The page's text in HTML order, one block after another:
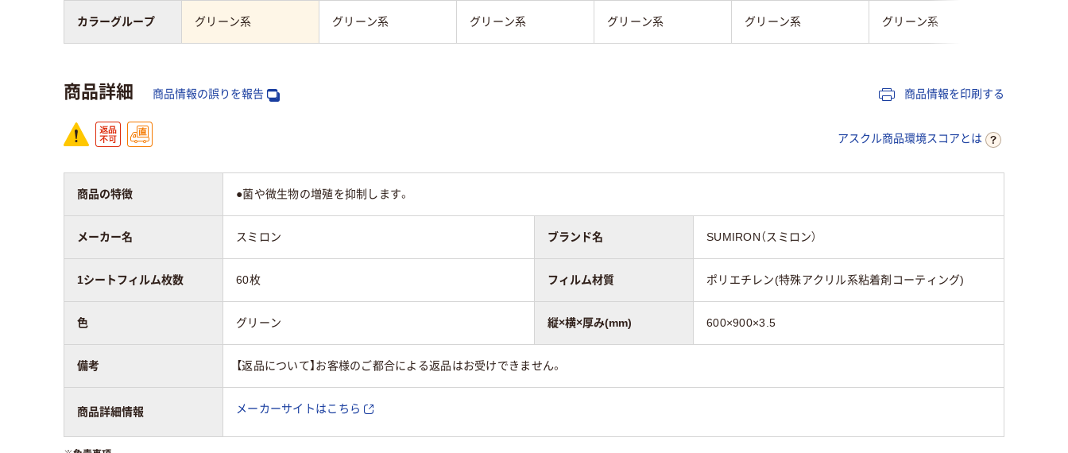
グリーン系 グリーン系 グリーン系 グリーン系 グリーン系 グリーン系
カラーグループ
商品詳細 商品情報の誤りを報告 商品情報を印刷する
アスクル商品環境スコアとは
商品の特徴 ●菌や微生物の増殖を抑制します。
メーカー名 スミロン ブランド名 SUMIRON（スミロン）
1シートフィルム枚数 60枚 フィルム材質 ポリエチレン(特殊アクリル系粘着剤コーティング)
色 グリーン 縦×横×厚み(mm) 600×900×3.5
備考 【返品について】お客様のご都合による返品はお受けできません。
商品詳細情報 メーカーサイトはこちら